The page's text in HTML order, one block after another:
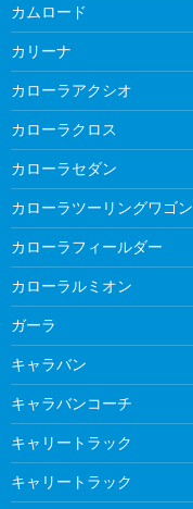
カムロード
カリーナ
カローラアクシオ
カローラクロス
カローラセダン
カローラツーリングワゴン
カローラフィールダー
カローラルミオン
ガーラ
キャラバン
キャラバンコーチ
キャリートラック
キャリートラック